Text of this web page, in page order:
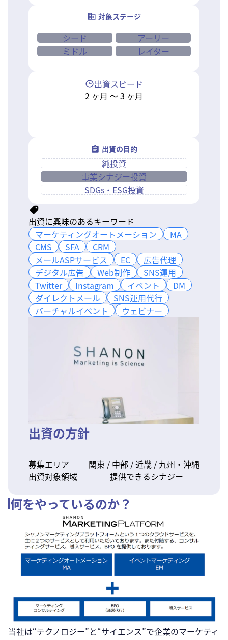
対象ステージ
シード
アーリー
ミドル
レイター
出資スピード
2 ヶ月 〜3 ヶ月
出資の目的
純投資
事業シナジー投資
SDGs・ESG投資
出資に興味のあるキーワード
マーケティングオートメーション
MA
CMS
SFA
CRM
メールASPサービス
EC
広告代理
デジタル広告
Web制作
SNS運用
Twitter
Instagram イベント
DM
ダイレクトメール
SNS運用代行
バーチャルイベント
ウェビナー
マーケティングオートメーション
MA
CMS
SFA
CRM
メールASPサービス
EC
広告代理
デジタル広告
Web制作
SNS運用
Twitter
Instagram イベント
DM
ダイレクトメール
SNS運用代行
バーチャルイベント
ウェビナー
出資の方針
募集エリア
関東 / 中部 / 近畿 / 九州・沖縄
出資対象領域
提供できるシナジー
何をやっているのか？
当社は“テクノロジー”と“サイエンス”で企業のマーケティ